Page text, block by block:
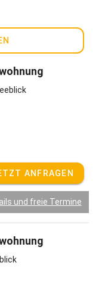
ANFRAGEN
und freie Termine